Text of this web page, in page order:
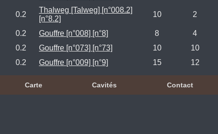
0.2
Thalweg [Talweg] [n°008.2]
[n°8.2]
10 2
0.2 Gouffre [n°008] [n°8] 8
4
0.2
Gouffre [n°073] [n°73] 10
10
0.2
Gouffre [n°009] [n°9] 15 12
Carte Cavités Contact